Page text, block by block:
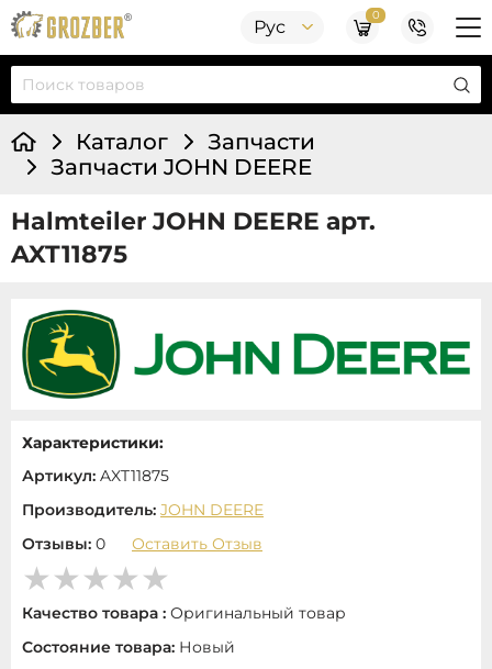
Рус
0
Каталог
Запчасти
Запчасти JOHN DEERE
Halmteiler JOHN DEERE арт.
AXT11875
Характеристики:
Артикул: AXT11875
Производитель: JOHN DEERE
Отзывы: 0 Оставить Отзыв
Качество товара : Оригинальный товар
Состояние товара: Новый